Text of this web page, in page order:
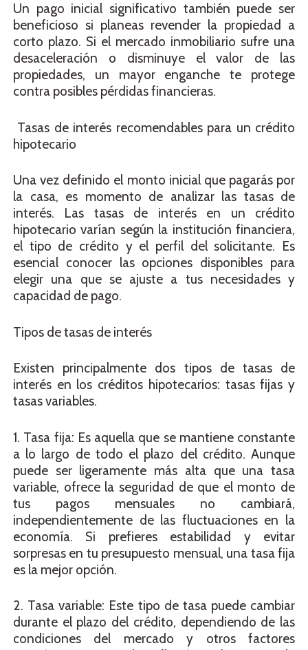
Un pago inicial significativo también puede ser
beneficioso si planeas revender la propiedad a
corto plazo. Si el mercado inmobiliario sufre una
desaceleración o disminuye el valor de las
propiedades, un mayor enganche te protege
contra posibles pérdidas financieras.
Tasas de interés recomendables para un crédito
hipotecario
Una vez definido el monto inicial que pagarás por
la casa, es momento de analizar las tasas de
interés. Las tasas de interés en un crédito
hipotecario varían según la institución financiera,
el tipo de crédito y el perfil del solicitante. Es
esencial conocer las opciones disponibles para
elegir una que se ajuste a tus necesidades y
capacidad de pago.
Tipos de tasas de interés
Existen principalmente dos tipos de tasas de
interés en los créditos hipotecarios: tasas fijas y
tasas variables.
1. Tasa fija: Es aquella que se mantiene constante
a lo largo de todo el plazo del crédito. Aunque
puede ser ligeramente más alta que una tasa
variable, ofrece la seguridad de que el monto de
tus pagos mensuales no cambiará,
independientemente de las fluctuaciones en la
economía. Si prefieres estabilidad y evitar
sorpresas en tu presupuesto mensual, una tasa fija
es la mejor opción.
2. Tasa variable: Este tipo de tasa puede cambiar
durante el plazo del crédito, dependiendo de las
condiciones del mercado y otros factores